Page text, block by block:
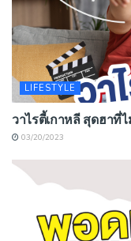
LIFESTYLE
วาไรตี้เกาหลี สุดฮาที่
03/20/2023